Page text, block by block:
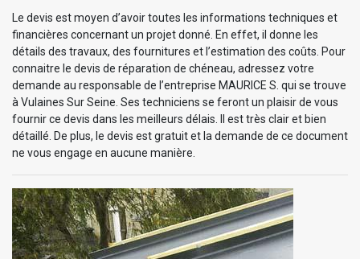
Le devis est moyen d’avoir toutes les informations techniques et
financières concernant un projet donné. En effet, il donne les
détails des travaux, des fournitures et l’estimation des coûts. Pour
connaitre le devis de réparation de chéneau, adressez votre
demande au responsable de l’entreprise MAURICE S. qui se trouve
à Vulaines Sur Seine. Ses techniciens se feront un plaisir de vous
fournir ce devis dans les meilleurs délais. Il est très clair et bien
détaillé. De plus, le devis est gratuit et la demande de ce document
ne vous engage en aucune manière.